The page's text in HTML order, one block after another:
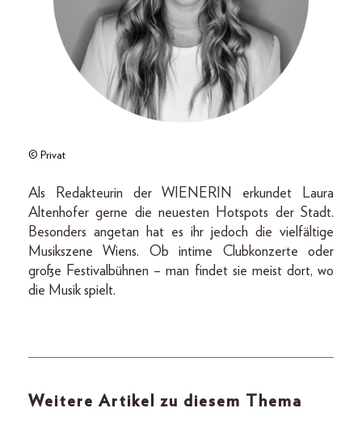
© Privat
Als Redakteurin der WIENERIN erkundet Laura
Altenhofer gerne die neuesten Hotspots der Stadt.
Besonders angetan hat es ihr jedoch die vielfältige
Musikszene Wiens. Ob intime Clubkonzerte oder
große Festivalbühnen – man findet sie meist dort, wo
die Musik spielt.
Weitere Artikel zu diesem Thema